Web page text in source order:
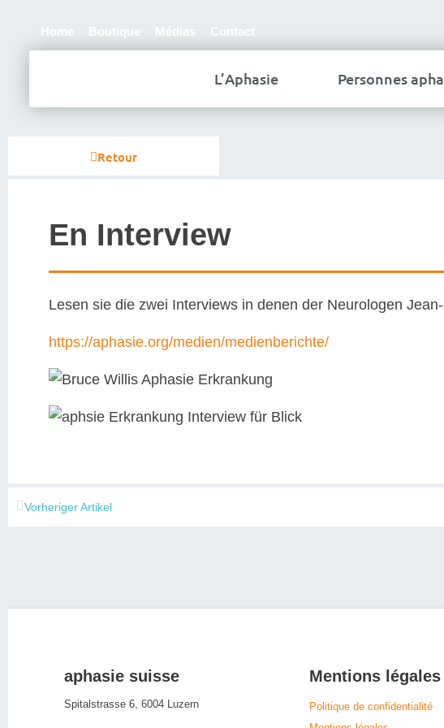
Home Boutique Médias Contact
L’Aphasie Personnes
Retour
En Interview
Lesen sie die zwei Interviews in denen der Neurologen
https://aphasie.org/medien/medienberichte/
Vorheriger Artikel
aphasie suisse
Spitalstrasse 6, 6004 Luzern
Mentions légales
Politique de confidentialité